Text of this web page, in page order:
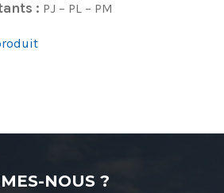
: PJ – PL – PM
NOUS ?